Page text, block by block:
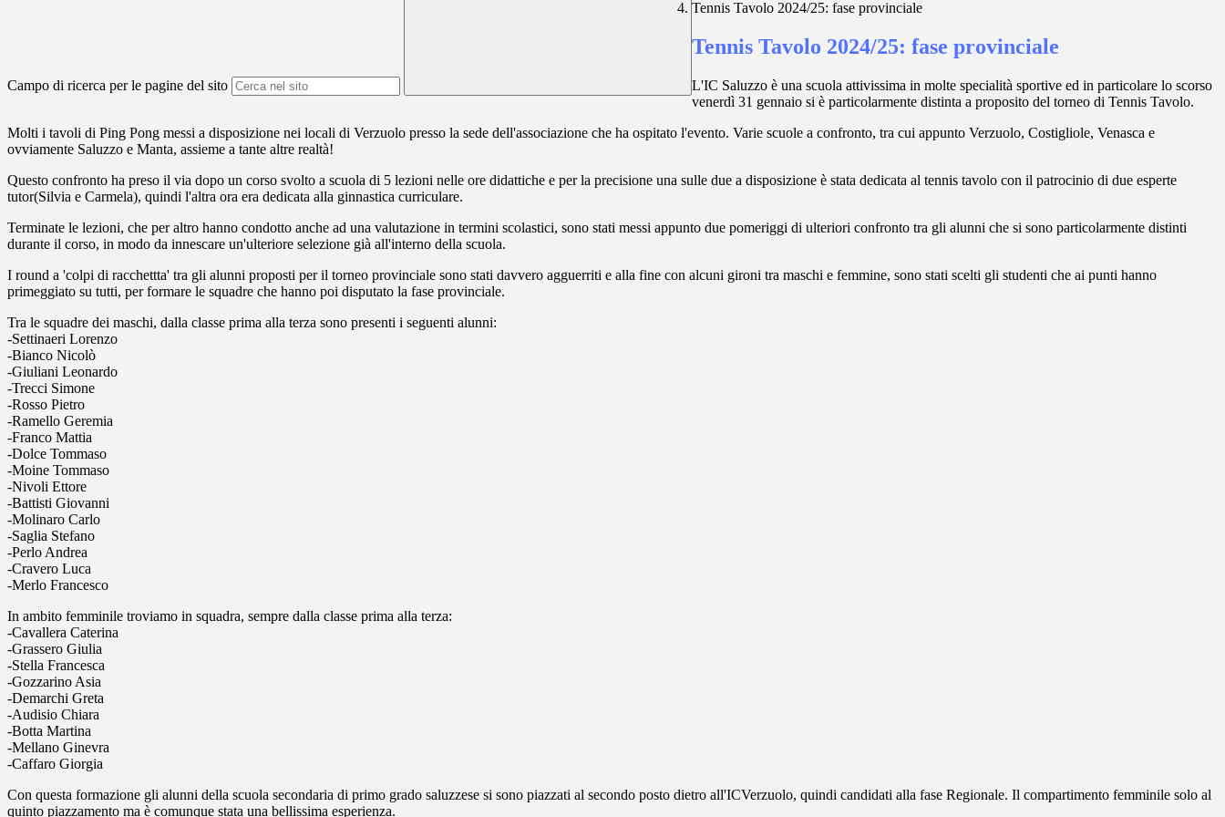
Campo di ricerca per le pagine del sito
Tennis Tavolo 2024/25: fase provinciale
Tennis Tavolo 2024/25: fase provinciale
L'IC Saluzzo è una scuola attivissima in molte specialità sportive ed in particolare lo scorso
venerdì 31 gennaio si è particolarmente distinta a proposito del torneo di Tennis Tavolo.
Molti i tavoli di Ping Pong messi a disposizione nei locali di Verzuolo presso la sede dell'associazione che ha ospitato l'evento. Varie scuole a confronto, tra cui appunto Verzuolo, Costigliole, Venasca e
ovviamente Saluzzo e Manta, assieme a tante altre realtà!
Questo confronto ha preso il via dopo un corso svolto a scuola di 5 lezioni nelle ore didattiche e per la precisione una sulle due a disposizione è stata dedicata al tennis tavolo con il patrocinio di due esperte
tutor(Silvia e Carmela), quindi l'altra ora era dedicata alla ginnastica curriculare.
Terminate le lezioni, che per altro hanno condotto anche ad una valutazione in termini scolastici, sono stati messi appunto due pomeriggi di ulteriori confronto tra gli alunni che si sono particolarmente distinti
durante il corso, in modo da innescare un'ulteriore selezione già all'interno della scuola.
I round a 'colpi di racchettta' tra gli alunni proposti per il torneo provinciale sono stati davvero agguerriti e alla fine con alcuni gironi tra maschi e femmine, sono stati scelti gli studenti che ai punti hanno
primeggiato su tutti, per formare le squadre che hanno poi disputato la fase provinciale.
Tra le squadre dei maschi, dalla classe prima alla terza sono presenti i seguenti alunni:
-Settinaeri Lorenzo
-Bianco Nicolò
-Giuliani Leonardo
-Trecci Simone
-Rosso Pietro
-Ramello Geremia
-Franco Mattia
-Dolce Tommaso
-Moine Tommaso
-Nivoli Ettore
-Battisti Giovanni
-Molinaro Carlo
-Saglia Stefano
-Perlo Andrea
-Cravero Luca
-Merlo Francesco
In ambito femminile troviamo in squadra, sempre dalla classe prima alla terza:
-Cavallera Caterina
-Grassero Giulia
-Stella Francesca
-Gozzarino Asia
-Demarchi Greta
-Audisio Chiara
-Botta Martina
-Mellano Ginevra
-Caffaro Giorgia
Con questa formazione gli alunni della scuola secondaria di primo grado saluzzese si sono piazzati al secondo posto dietro all'ICVerzuolo, quindi candidati alla fase Regionale. Il compartimento femminile solo al
quinto piazzamento ma è comunque stata una bellissima esperienza.